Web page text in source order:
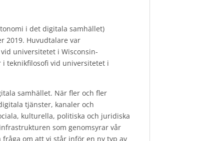
i det digitala samhället)
2019. Huvudtalare var
universitetet i Wisconsin-
i teknikfilosofi vid universitetet i
samhället. När fler och fler
tjänster, kanaler och
kulturella, politiska och juridiska
som genomsyrar vår
om att vi står inför en ny typ av